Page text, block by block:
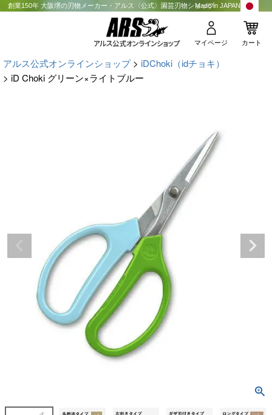
創業150年 大阪堺の刃物メーカー・アルス〈公式〉園芸刃物ショップMade in JAPAN
マイページ カート
アルス公式オンラインショップ
iDChoki（idチョキ）
iD Choki グリーン×ライトブルー